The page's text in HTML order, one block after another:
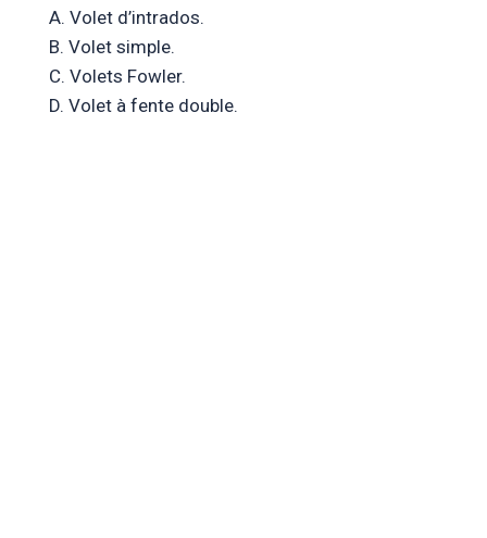
A. Volet d’intrados.
B. Volet simple.
C. Volets Fowler.
D. Volet à fente double.